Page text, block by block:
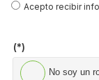
*
Acepto recibir
(*)
No soy un